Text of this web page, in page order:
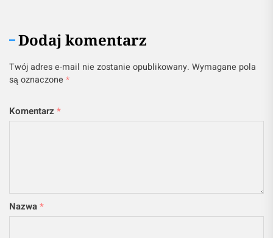
Dodaj komentarz
Twój adres e-mail nie zostanie opublikowany. Wymagane pola
są oznaczone *
Komentarz *
Nazwa*